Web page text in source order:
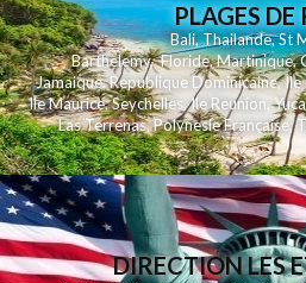
PLAGES DE
Bali,Thailande,St
Barthelemy,Floride,Martinique,
Jamaique,Republique Dominicaine,Ile
Ile Maurice,Seychelles,Ile Reunion,
Las Terrenas,Polynesie Française,
DIRECTION LES